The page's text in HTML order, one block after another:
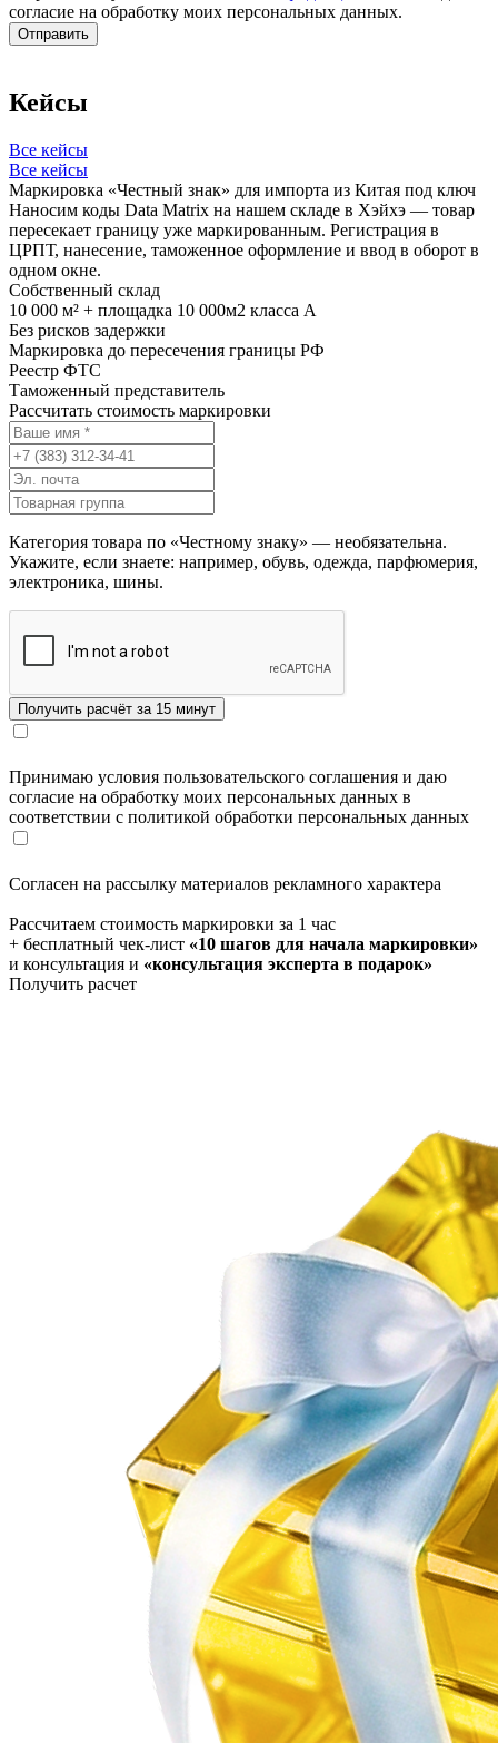
согласие на обработку моих персональных данных.
Кейсы
Все кейсы
Все кейсы
Маркировка «Честный знак» для импорта из Китая под ключ
Наносим коды Data Matrix на нашем складе в Хэйхэ — товар
пересекает границу уже маркированным. Регистрация в
ЦРПТ, нанесение, таможенное оформление и ввод в оборот в
одном окне.
Собственный склад
10 000 м² + площадка 10 000м2 класса А
Без рисков задержки
Маркировка до пересечения границы РФ
Реестр ФТС
Таможенный представитель
Рассчитать стоимость маркировки
Категория товара по «Честному знаку» — необязательна.
Укажите, если знаете: например, обувь, одежда, парфюмерия,
электроника, шины.
Принимаю условия пользовательского соглашения и даю
согласие на обработку моих персональных данных в
соответствии с политикой обработки персональных данных
Согласен на рассылку материалов рекламного характера
Рассчитаем стоимость маркировки за 1 час
+ бесплатный чек-лист «10 шагов для начала маркировки»
и консультация и «консультация эксперта в подарок»
Получить расчет